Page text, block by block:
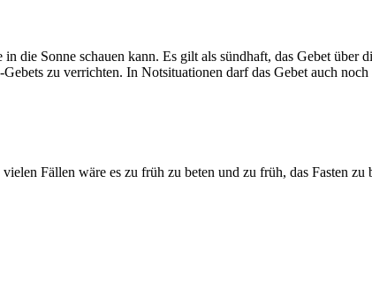
Sonne schauen kann. Es gilt als sündhaft, das Gebet über
zu verrichten. In Notsituationen darf das Gebet auch
Fällen wäre es zu früh zu beten und zu früh, das Fasten zu